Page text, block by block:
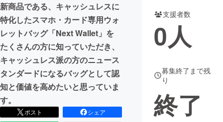
まちづくり・地域活性化
CAMPFIRE for Social Good
CAMPFIRE Creation
CAMPFIREふるさと納税machi-ya
新商品である、キャッシュレスに
特化したスマホ・カード専用ウォ
レットバッグ「Next Wallet」を
たくさんの方に知っていただき、
キャッシュレス派の方のニュース
タンダードになるバッグとして認
知と価値を高めたいと思っていま
す。
ポスト
シェア
支援者数
0人
募集終了まで残
り
終了